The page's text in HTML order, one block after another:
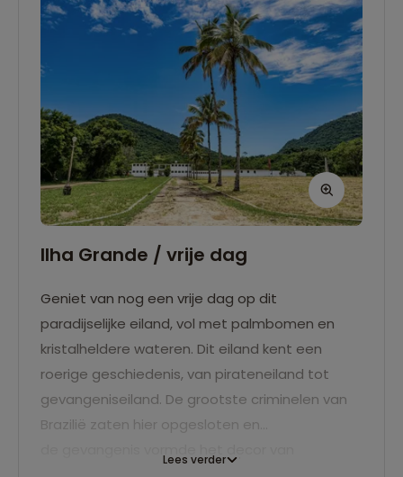
Ilha Grande / vrije dag
Geniet van nog een vrije dag op dit
paradijselijke eiland, vol met palmbomen en
kristalheldere wateren. Dit eiland kent een
roerige geschiedenis, van pirateneiland tot
gevangeniseiland. De grootste criminelen van
Brazilië zaten hier opgesloten en
Lees verder